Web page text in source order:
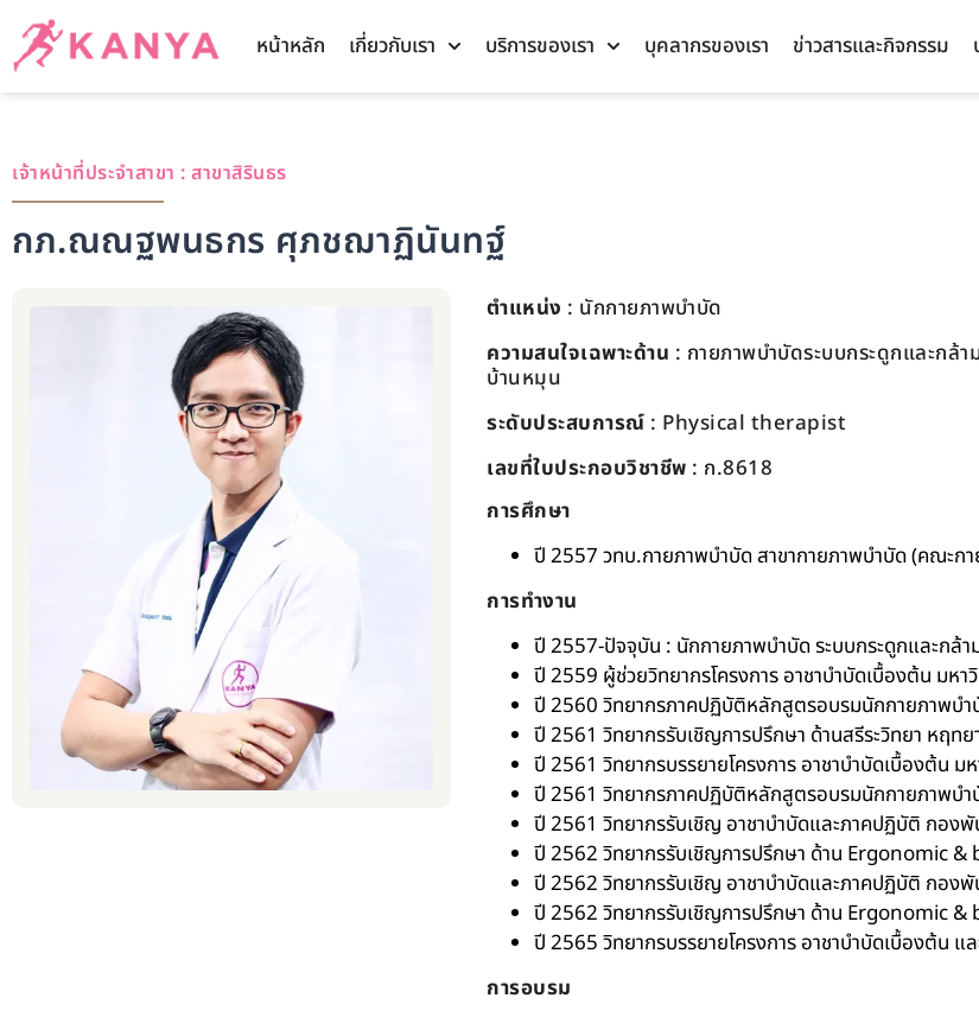
หน้าหลัก เกี่ยวกับเรา บริการของเรา บุคลากรของเรา ข่าวสารและกิจกรรม
เจ้าหน้าที่ประจำสาขา : สาขาสิรินธร
กภ.ณณฐพนธกร ศุภชฌาฏินันทฐ์
ตำแหน่ง : นักกายภาพบำบัด
ความสนใจเฉพาะด้าน : กายภาพบำบัดระบบกระดูกและกล้
บ้านหมุน
ระดับประสบการณ์ : Physical therapist
เลขที่ใบประกอบวิชาชีพ : ก.8618
การศึกษา
ปี 2557 วทบ.กายภาพบำบัด สาขากายภาพบำบัด (คณะก
การทำงาน
ปี 2557-ปัจจุบัน : นักกายภาพบำบัด ระบบกระดูกและกล้
ปี 2559 ผู้ช่วยวิทยากรโครงการ อาชาบำบัดเบื้องต้น ม
ปี 2560 วิทยากรภาคปฏิบัติหลักสูตรอบรมนักกายภาพบำ
ปี 2561 วิทยากรรับเชิญการปรึกษา ด้านสรีระวิทยา หฤท
ปี 2561 วิทยากรบรรยายโครงการ อาชาบำบัดเบื้องต้น
ปี 2561 วิทยากรภาคปฏิบัติหลักสูตรอบรมนักกายภาพบำ
ปี 2561 วิทยากรรับเชิญ อาชาบำบัดและภาคปฏิบัติ กอง
ปี 2562 วิทยากรรับเชิญการปรึกษา ด้าน Ergonomic
ปี 2562 วิทยากรรับเชิญ อาชาบำบัดและภาคปฏิบัติ กอง
ปี 2562 วิทยากรรับเชิญการปรึกษา ด้าน Ergonomic &
ปี 2565 วิทยากรบรรยายโครงการ อาชาบำบัดเบื้องต้น
การอบรม